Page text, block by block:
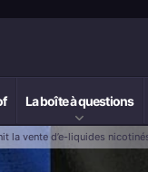
La boîte à questions
la vente d’e-liquides